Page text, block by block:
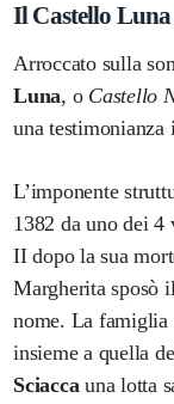
Il Castello Luna
Arroccato sulla
Luna, o Castello
una
L’imponente
1382 da uno dei
II dopo la sua
Margherita sposò
nome. La famiglia
insieme a quella
Sciaccauna lotta